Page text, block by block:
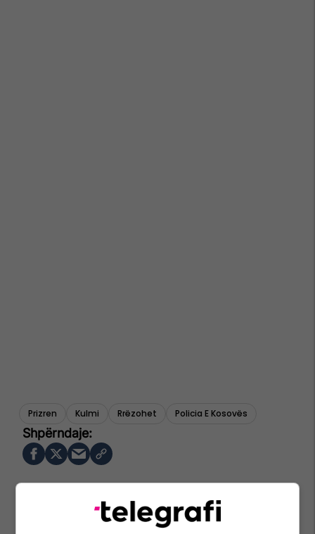
Prizren Kulmi Rrëzohet Policia E Kosovës